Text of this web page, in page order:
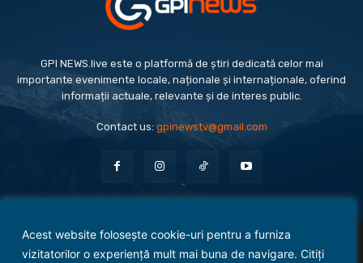
Acest website folosește cookie-uri pentru a furniza
vizitatorilor o experiență mult mai buna de navigare. Citiți
GPI NEWS.live este o platformă de știri dedicată celor mai
importante evenimente locale, naționale și internaționale, oferind
informații actuale, relevante și de interes public.
Contact us:gpinewstv@gmail.com
Evenimente Politică Economie Social
Sport
Cultură
Antreprenoriat